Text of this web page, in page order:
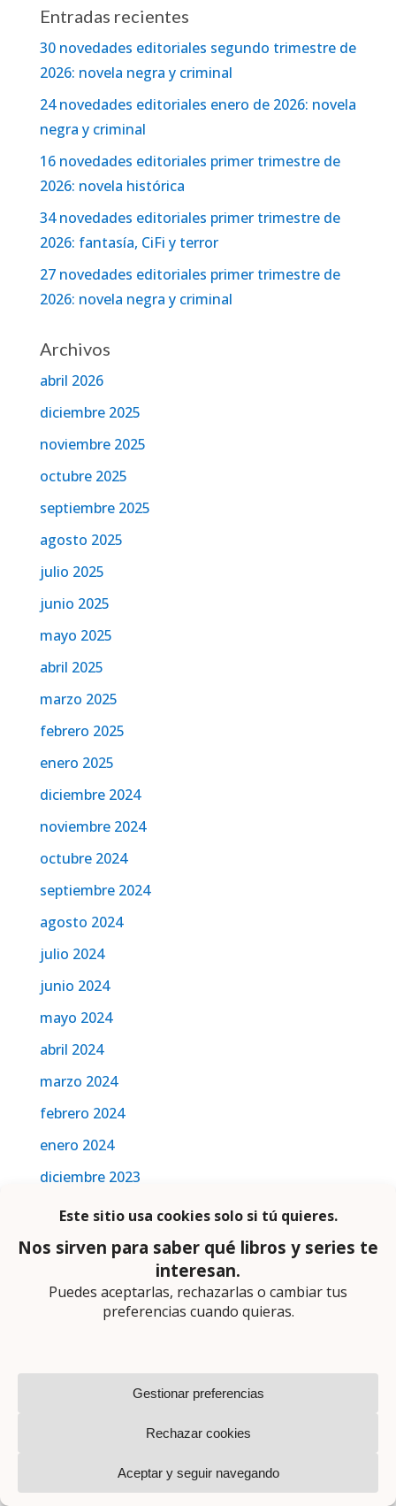
Entradas recientes
30 novedades editoriales segundo trimestre de
2026: novela negra y criminal
24 novedades editoriales enero de 2026: novela
negra y criminal
16 novedades editoriales primer trimestre de
2026: novela histórica
34 novedades editoriales primer trimestre de
2026: fantasía, CiFi y terror
27 novedades editoriales primer trimestre de
2026: novela negra y criminal
Archivos
abril 2026
diciembre 2025
noviembre 2025
octubre 2025
septiembre 2025
agosto 2025
julio 2025
junio 2025
mayo 2025
abril 2025
marzo 2025
febrero 2025
enero 2025
diciembre 2024
noviembre 2024
octubre 2024
septiembre 2024
agosto 2024
julio 2024
junio 2024
mayo 2024
abril 2024
marzo 2024
febrero 2024
enero 2024
diciembre 2023
septiembre 2023
agosto 2023
noviembre 2022
octubre 2022